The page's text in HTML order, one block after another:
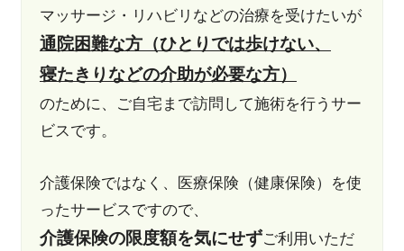
マッサージ・リハビリなどの治療を受けたいが
通院困難な方（ひとりでは歩けない、
寝たきりなどの介助が必要な方）
のために、ご自宅まで訪問して施術を行うサー
ビスです。
介護保険ではなく、医療保険（健康保険）を使
ったサービスですので、
介護保険の限度額を気にせずご利用いただ